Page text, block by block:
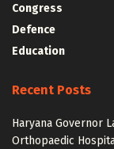
Congress
Defence
Education
Recent Posts
Haryana Governor
Orthopaedic